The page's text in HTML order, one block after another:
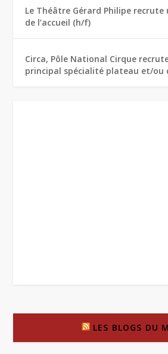
Le Théâtre Gérard Philipe recrute
de l’accueil (h/f)
Circa, Pôle National Cirque
principal spécialité plateau et/ou
LES BLOGS DU